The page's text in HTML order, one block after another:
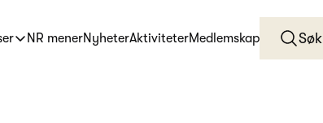
NR menerNyheterAktiviteterMedlemskap Søk